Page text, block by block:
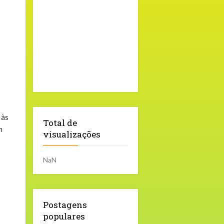
Total de
visualizações
NaN
Postagens
populares